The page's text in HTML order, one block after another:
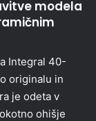
modela
Integral 40-
originalu in
je odeta v
ohišje